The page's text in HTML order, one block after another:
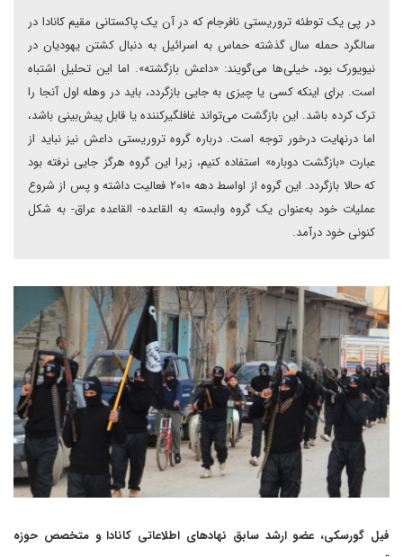
در پی یک توطئه تروریستی نافرجام که در آن یک پاکستانی مقیم کانادا در
سالگرد حمله سال گذشته حماس به اسرائیل به دنبال کشتن یهودیان در
نیویورک بود، خیلی‌‌ها می‌گویند: «داعش بازگشته». اما این تحلیل اشتباه
است. برای اینکه کسی یا چیزی به جایی بازگردد، باید در وهله اول آنجا را
ترک کرده باشد. این بازگشت می‌تواند غافلگیرکننده یا قابل پیش‌بینی باشد،
اما درنهایت درخور توجه است. درباره گروه تروریستی داعش نیز نباید از
عبارت «بازگشت دوباره» استفاده کنیم، زیرا این گروه هرگز جایی نرفته بود
که حالا بازگردد. این گروه از اواسط دهه ۲۰۱۰ فعالیت داشته و پس از شروع
عملیات خود به‌عنوان یک گروه وابسته به القاعده- القاعده عراق- به شکل
کنونی خود درآمد.
فیل گورسکی، عضو ارشد سابق نهادهای اطلاعاتی کانادا و متخصص حوزه